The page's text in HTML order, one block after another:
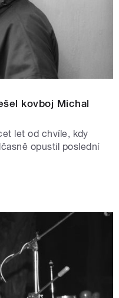
kovboj Michal
let od chvíle, kdy
opustil poslední